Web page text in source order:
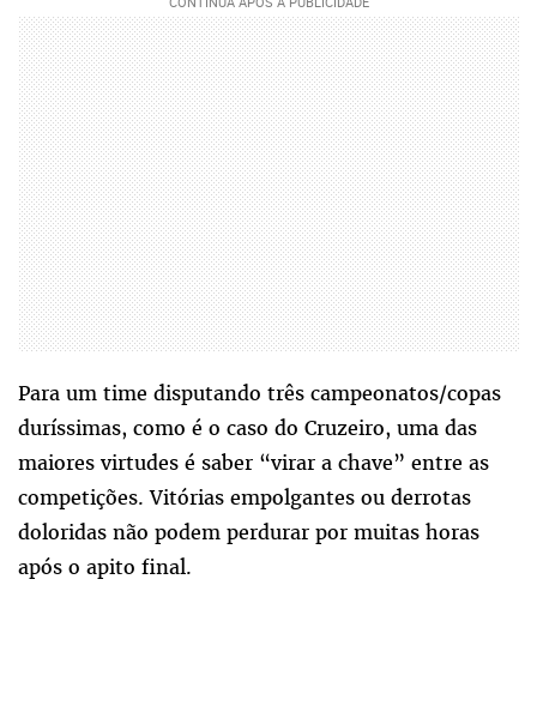
Para um time disputando três campeonatos/copas
duríssimas, como é o caso do Cruzeiro, uma das
maiores virtudes é saber “virar a chave” entre as
competições. Vitórias empolgantes ou derrotas
doloridas não podem perdurar por muitas horas
após o apito final.